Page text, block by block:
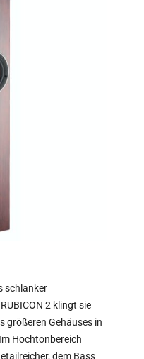
schlanker
2 klingt sie
größeren Gehäuses in
Hochtonbereich
dem Bass